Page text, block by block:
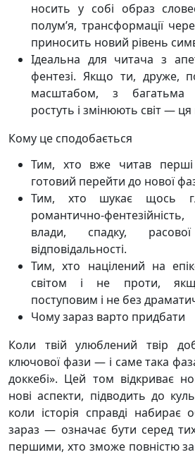
носить у собі образ
полум’я, трансформації
приносить новий рівень
Ідеальна для читача з
фентезі. Якщо ти, друже,
масштабом, з багатьма
ростуть і змінюють світ — ця
Кому це сподобається
Тим, хто вже читав перші
готовий перейти до нової
Тим, хто шукає щось
романтично-
влади, спадку,
відповідальності.
Тим, хто націлений на
світом і не проти,
поступовим і не без
Чому зараз варто придбати
Коли твій улюблений твір
ключової фази — і саме така
доккебі». Цей том відкриває
нові аспекти, підводить до
коли історія справді набирає
зараз — означає бути серед
першими, хто зможе повністю